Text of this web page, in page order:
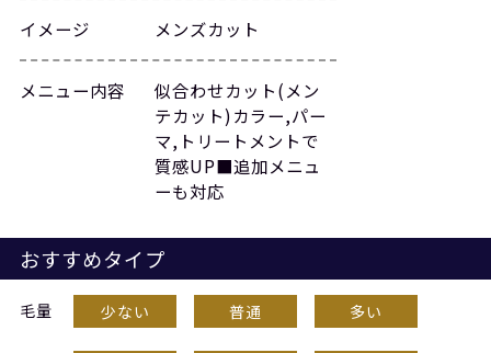
イメージ メンズカット
メニュー内容
似合わせカット(メン
テカット)カラー,パー
マ,トリートメントで
質感UP■追加メニュ
ーも対応
おすすめタイプ
毛量 少ない 普通 多い